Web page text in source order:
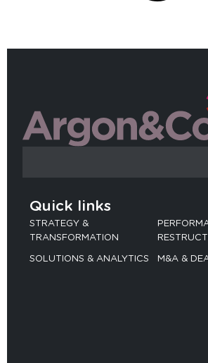
Quick links
STRATEGY &
TRANSFORMATION
SOLUTIONS & ANALYTICS M&A &